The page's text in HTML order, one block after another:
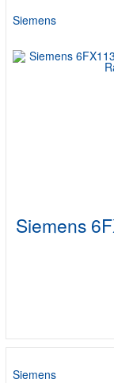
Siemens
Siemens
Siemens